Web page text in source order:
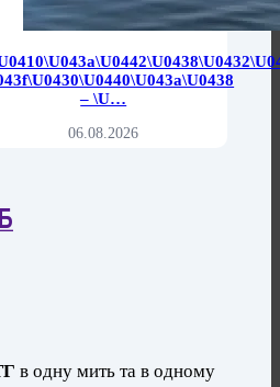
– \u…
06.08.2026
в одну мить та в одному